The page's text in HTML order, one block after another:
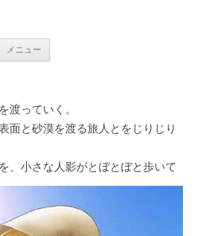
メニュー
ス
キ
ッ
渡っていく。
面と砂漠を渡る旅人とをじりじり
、小さな人影がとぼとぼと歩いて